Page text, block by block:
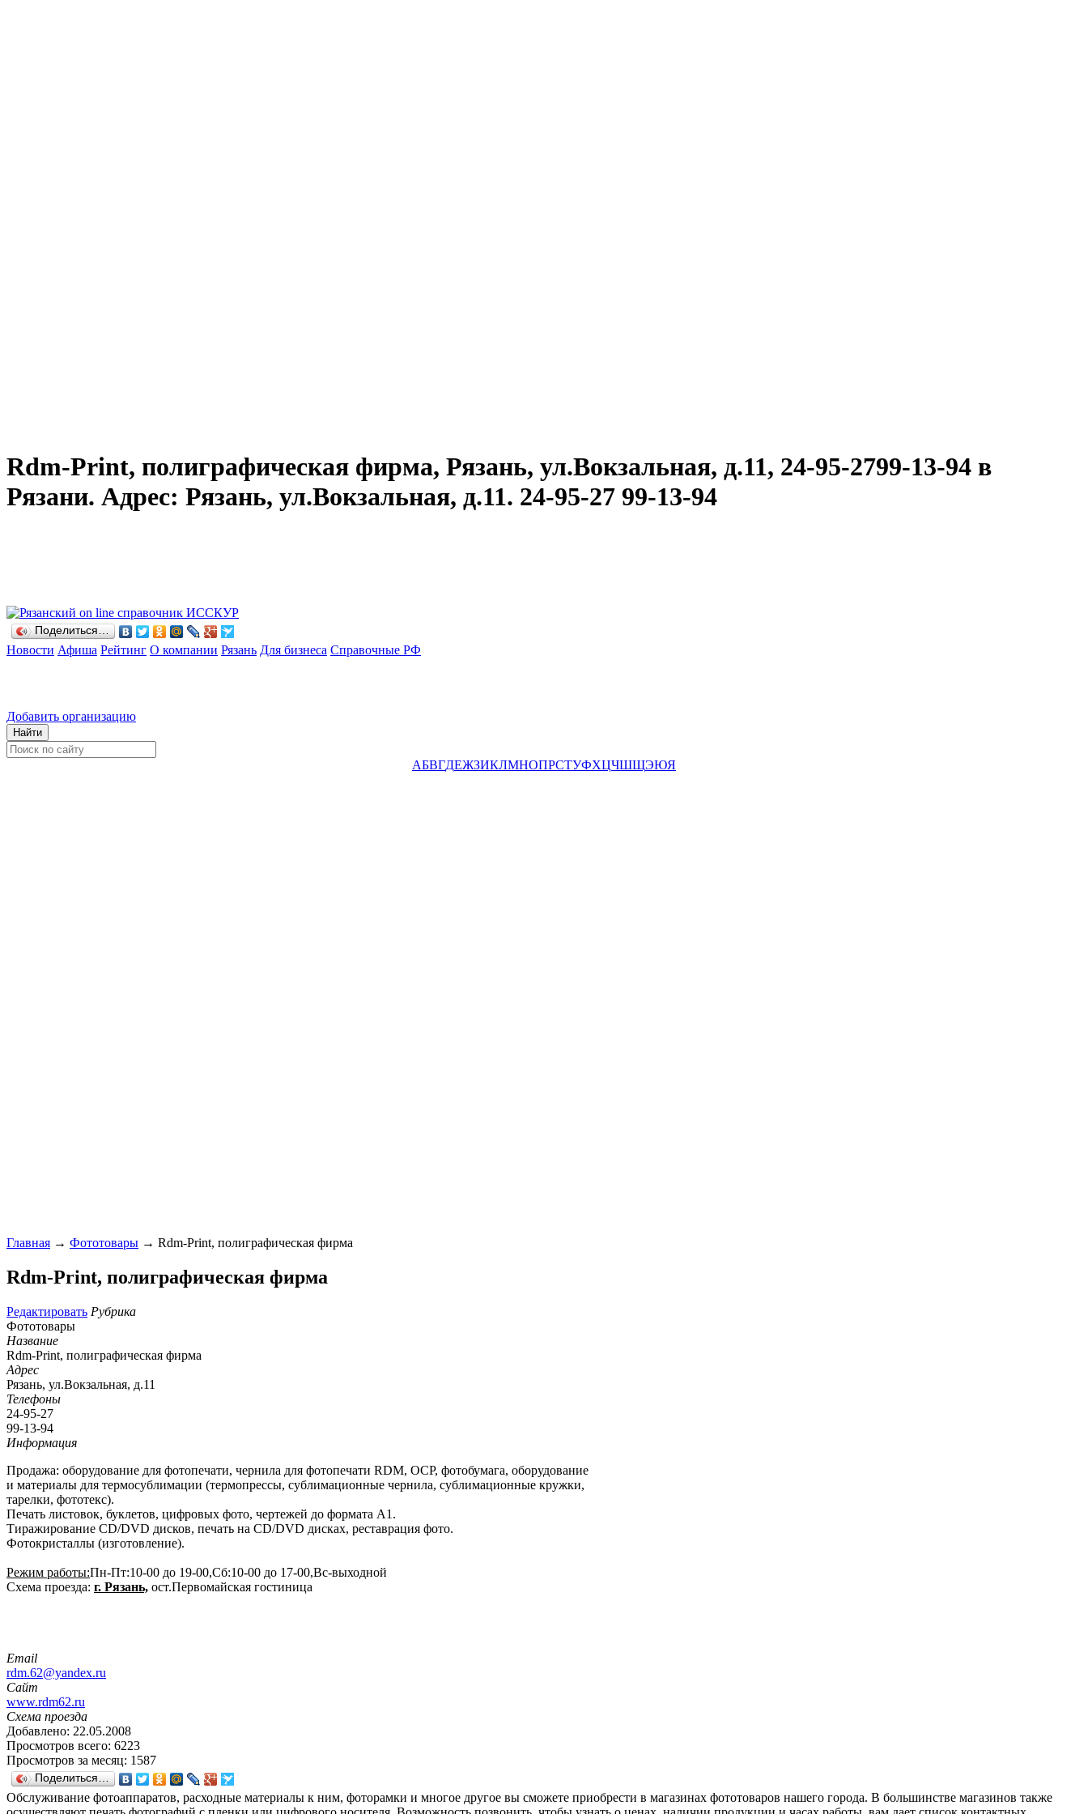
Rdm-Print, полиграфическая фирма, Рязань, ул.Вокзальная, д.11, 24-95-2799-13-94 в
Рязани. Адрес: Рязань, ул.Вокзальная, д.11. 24-95-27 99-13-94
Поделиться…
Новости Афиша Рейтинг О компании Рязань Для бизнеса Справочные РФ
Добавить организацию
АБВГДЕЖЗИКЛМНОПРСТУФХЦЧШЩЭЮЯ
Главная → Фототовары → Rdm-Print, полиграфическая фирма
Rdm-Print, полиграфическая фирма
Редактировать Рубрика
Фототовары
Название
Rdm-Print, полиграфическая фирма
Адрес
Рязань, ул.Вокзальная, д.11
Телефоны
24-95-27
99-13-94
Информация
Продажа: оборудование для фотопечати, чернила для фотопечати RDM, OCP, фотобумага, оборудование
и материалы для термосублимации (термопрессы, сублимационные чернила, сублимационные кружки,
тарелки, фототекс).
Печать листовок, буклетов, цифровых фото, чертежей до формата A1.
Тиражирование CD/DVD дисков, печать на CD/DVD дисках, реставрация фото.
Фотокристаллы (изготовление).
Режим работы:Пн-Пт:10-00 до 19-00,Сб:10-00 до 17-00,Вс-выходной
Схема проезда: г. Рязань, ост.Первомайская гостиница
Email
rdm.62@yandex.ru
Сайт
www.rdm62.ru
Схема проезда
Добавлено: 22.05.2008
Просмотров всего: 6223
Просмотров за месяц: 1587
Поделиться…
Обслуживание фотоаппаратов, расходные материалы к ним, фоторамки и многое другое вы сможете приобрести в магазинах фототоваров нашего города. В большинстве магазинов также